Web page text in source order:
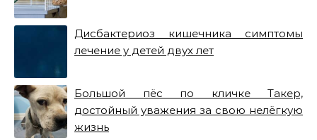
Дисбактериоз кишечника симптомы
лечение у детей двух лет
Большой пёс по кличке Такер,
достойный уважения за свою нелёгкую
жизнь